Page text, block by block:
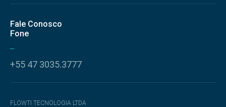
Fale Conosco
Fone
+55 47 3035.3777
FLOWTI TECNOLOGIA LTDA